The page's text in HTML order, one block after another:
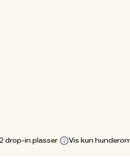
drop-in plasser Vis kun